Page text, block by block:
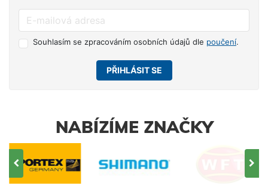
Souhlasím se zpracováním osobních údajů dle poučení.
PŘIHLÁSIT SE
NABÍZÍME ZNAČKY